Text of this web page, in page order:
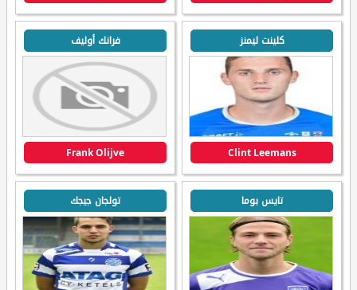
كلينت ليمنز
Clint Leemans
فرانك أوليف
Frank Olijve
تايس بوما تولجان جيجك